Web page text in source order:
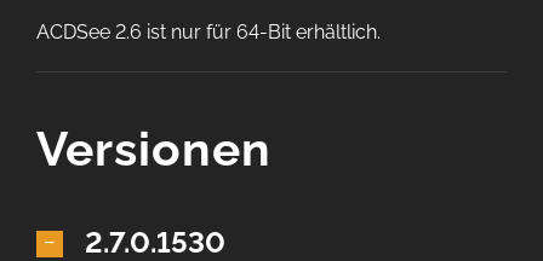
ACDSee 2.6 ist nur für 64-Bit erhältlich.
Versionen
2.7.0.1530